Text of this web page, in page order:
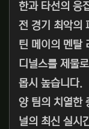
한과 타선의 응
전 경기 최악의
틴 메이의 멘탈
디널스를 제물
몹시 높습니다.
양 팀의 치열한
널의 최신 실시